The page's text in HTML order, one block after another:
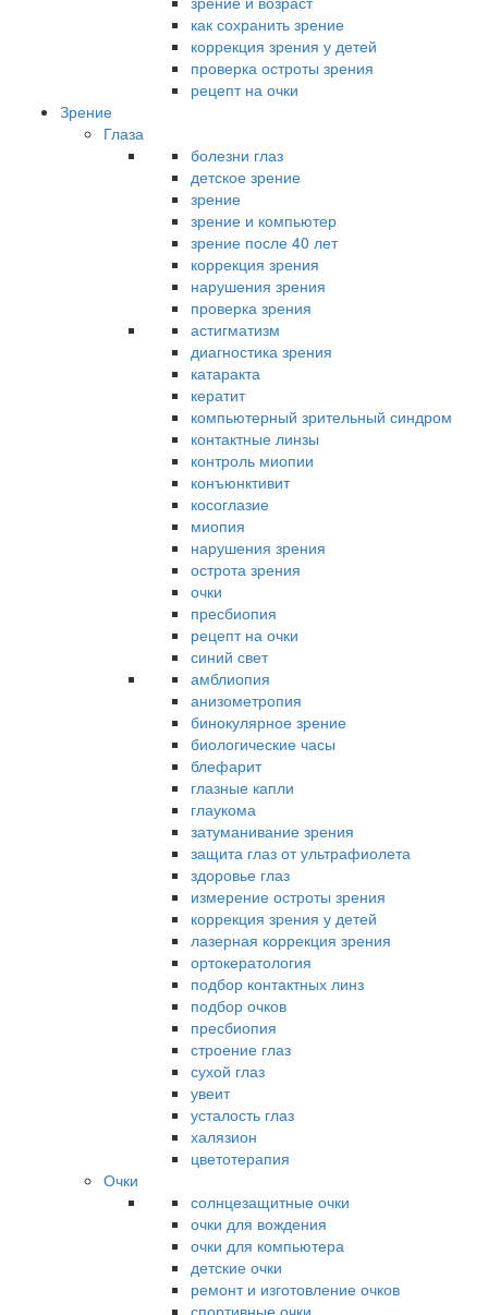
как сохранить зрение
коррекция зрения у детей
проверка остроты зрения
рецепт на очки
Зрение
Глаза
болезни глаз
детское зрение
зрение
зрение и компьютер
зрение после 40 лет
коррекция зрения
нарушения зрения
проверка зрения
астигматизм
диагностика зрения
катаракта
кератит
компьютерный зрительный синдром
контактные линзы
контроль миопии
конъюнктивит
косоглазие
миопия
нарушения зрения
острота зрения
очки
пресбиопия
рецепт на очки
синий свет
амблиопия
анизометропия
бинокулярное зрение
биологические часы
блефарит
глазные капли
глаукома
затуманивание зрения
защита глаз от ультрафиолета
здоровье глаз
измерение остроты зрения
коррекция зрения у детей
лазерная коррекция зрения
ортокератология
подбор контактных линз
подбор очков
пресбиопия
строение глаз
сухой глаз
увеит
усталость глаз
халязион
цветотерапия
Очки
солнцезащитные очки
очки для вождения
очки для компьютера
детские очки
ремонт и изготовление очков